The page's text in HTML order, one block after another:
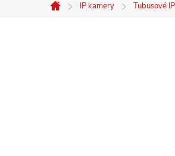
Home
IP kamery Tubusové